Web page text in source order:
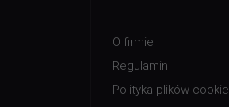
O firmie
Regulamin
Polityka plików cookie